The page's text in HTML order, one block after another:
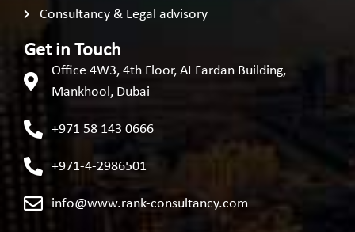
Consultancy & Legal advisory
Get in Touch
Office 4W3, 4th Floor, AI Fardan Building,
Mankhool, Dubai
+971 58 143 0666
+971-4-2986501
info@www.rank-consultancy.com